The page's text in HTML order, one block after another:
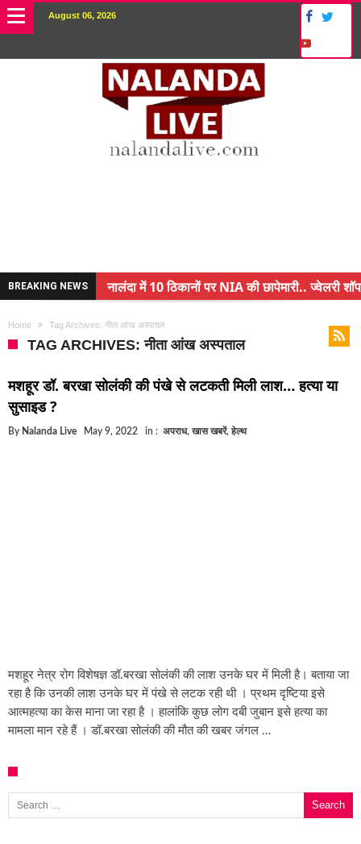
August 06, 2026
BREAKING NEWS
नालंदा में 10 ठिकानों पर NIA की छापेमारी.. ज्वेलरी शॉप
अंचल पदाधिकारी (CO) बर्खास्त.. फर्जीवाड़ा कर पाई थी
बिहार में एक और सिक्स लेन की मंजूरी.. जानिए किन-किन
क्रिकेटर ईशान किशन की शादी फिक्स, गर्लफ्रेंड से होगी
Home Tag Archives: नीता आंख अस्पताल
TAG ARCHIVES: नीता आंख अस्पताल
मशहूर डॉ. बरखा सोलंकी की पंखे से लटकती मिली लाश… हत्या या
सुसाइड ?
By Nalanda Live May 9, 2022 in : अपराध, खास खबरें, हेल्थ
मशहूर नेत्र रोग विशेषज्ञ डॉ.बरखा सोलंकी की लाश उनके घर में मिली है। बताया जा
रहा है कि उनकी लाश उनके घर में पंखे से लटक रही थी । प्रथम दृष्टिया इसे
आत्महत्या का केस माना जा रहा है । हालांकि कुछ लोग दबी जुबान इसे हत्या का
मामला मान रहे हैं । डॉ.बरखा सोलंकी की मौत की खबर जंगल …
Search for: